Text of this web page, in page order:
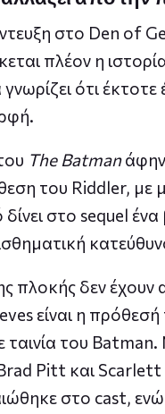
στο Den of
πλέον η
ότι έκτοτε
The Batman
του Riddler,
στο sequel
πλοκής δεν
είναι η
ταινία του
Pitt και Scarlett
στο cast,